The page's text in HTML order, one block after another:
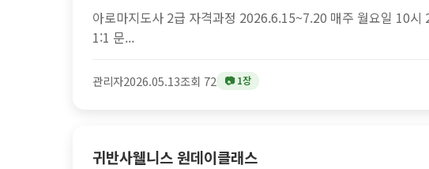
아로마지도사 2급 자격과정 2026.6.15~7.20 매주 월요일 10
1:1 문...
관리자2026.05.13조회 72 📷 1장
귀반사웰니스 원데이클래스